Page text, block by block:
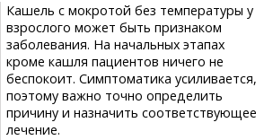
Кашель с мокротой без температуры у
взрослого может быть признаком
заболевания. На начальных этапах
кроме кашля пациентов ничего не
беспокоит. Симптоматика усиливается,
поэтому важно точно определить
причину и назначить соответствующее
лечение.